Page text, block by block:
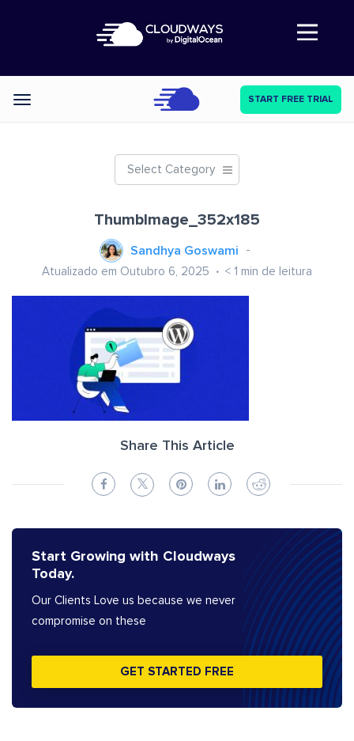
Abre a navegação
Categories START FREE TRIAL
Select Category
ThumbImage_352x185
Sandhya Goswami
Atualizado em Outubro 6, 2025 < 1 min de leitura
Share This Article
Start Growing with Cloudways
Today.
Our Clients Love us because we never
compromise on these
GET STARTED FREE